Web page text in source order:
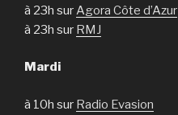
à 23h surAgora Côte d’Azur
à 23h sur RMJ
Mardi
à 10h sur Radio Evasion